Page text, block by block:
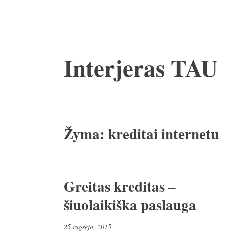
prie
turinio
Interjeras TAU
Žyma: kreditai internetu
Greitas kreditas –
šiuolaikiška paslauga
25 rugsėjo, 2015